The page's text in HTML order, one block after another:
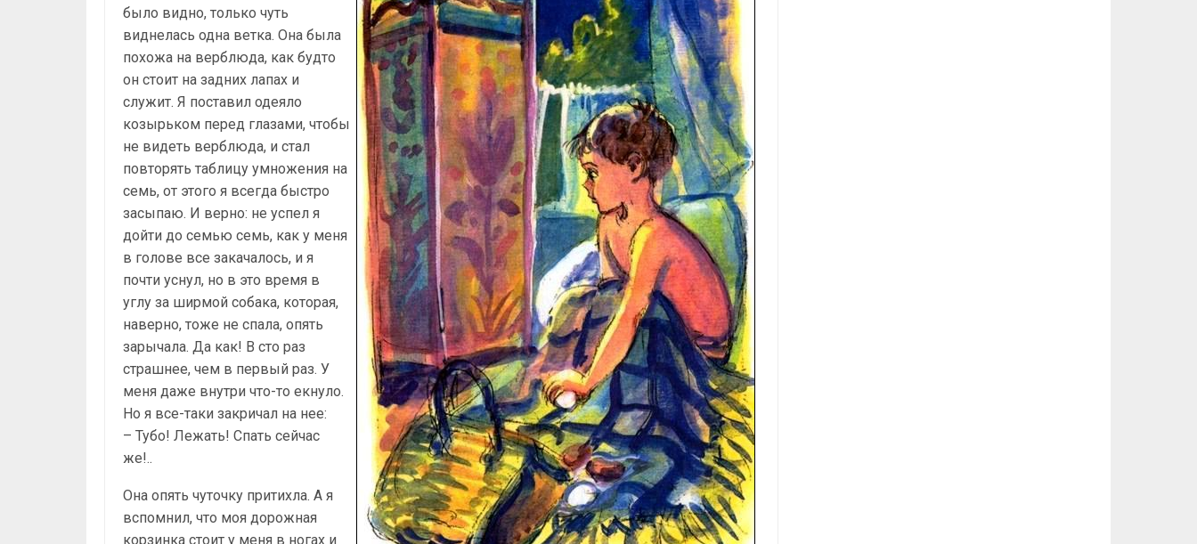
было видно, только чуть
виднелась одна ветка. Она была
похожа на верблюда, как будто
он стоит на задних лапах и
служит. Я поставил одеяло
козырьком перед глазами, чтобы
не видеть верблюда, и стал
повторять таблицу умножения на
семь, от этого я всегда быстро
засыпаю. И верно: не успел я
дойти до семью семь, как у меня
в голове все закачалось, и я
почти уснул, но в это время в
углу за ширмой собака, которая,
наверно, тоже не спала, опять
зарычала. Да как! В сто раз
страшнее, чем в первый раз. У
меня даже внутри что-то екнуло.
Но я все-таки закричал на нее:
– Тубо! Лежать! Спать сейчас
же!..
Она опять чуточку притихла. А я
вспомнил, что моя дорожная
корзинка стоит у меня в ногах и